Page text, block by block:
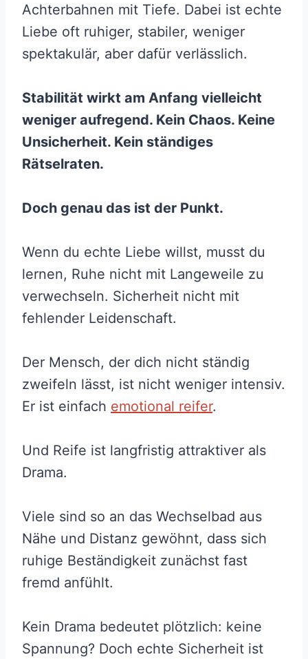
Achterbahnen mit Tiefe. Dabei ist echte
Liebe oft ruhiger, stabiler, weniger
spektakulär, aber dafür verlässlich.
Stabilität wirkt am Anfang vielleicht
weniger aufregend. Kein Chaos. Keine
Unsicherheit. Kein ständiges
Rätselraten.
Doch genau das ist der Punkt.
Wenn du echte Liebe willst, musst du
lernen, Ruhe nicht mit Langeweile zu
verwechseln. Sicherheit nicht mit
fehlender Leidenschaft.
Der Mensch, der dich nicht ständig
zweifeln lässt, ist nicht weniger intensiv.
Er ist einfach emotional reifer.
Und Reife ist langfristig attraktiver als
Drama.
Viele sind so an das Wechselbad aus
Nähe und Distanz gewöhnt, dass sich
ruhige Beständigkeit zunächst fast
fremd anfühlt.
Kein Drama bedeutet plötzlich: keine
Spannung? Doch echte Sicherheit ist